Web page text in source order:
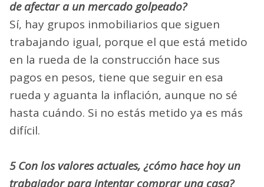
de afectar a un mercado golpeado?
Sí, hay grupos inmobiliarios que siguen
trabajando igual, porque el que está metido
en la rueda de la construcción hace sus
pagos en pesos, tiene que seguir en esa
rueda y aguanta la inflación, aunque no sé
hasta cuándo. Si no estás metido ya es más
difícil.
5 Con los valores actuales, ¿cómo hace hoy un
trabajador para intentar comprar una casa?